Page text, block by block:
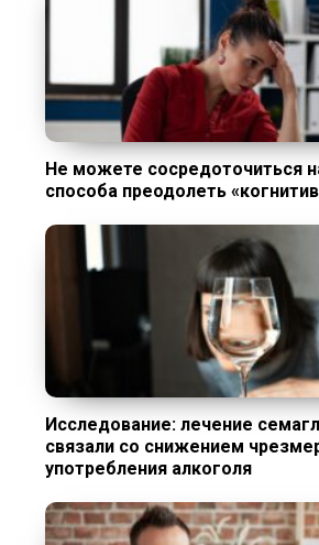
Не можете сосредоточиться
способа преодолеть
Исследование: лечение
связали со снижением
употребления алкоголя